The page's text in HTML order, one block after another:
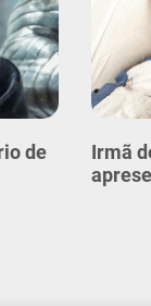
de
Irmã